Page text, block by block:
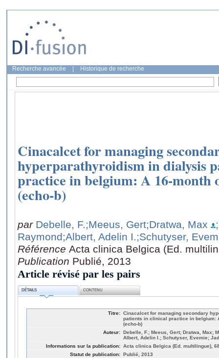
Recherche avancée Historique de recherche
Cinacalcet for managing
hyperparathyroidism in dialysis
practice in belgium: A 16-month
(echo-b)
par Debelle, F.;Meeus, Gert;Dratwa, Max
Raymond;Albert, Adelin I.;Schutyser,
Référence Acta clinica Belgica (Ed.
Publication Publié, 2013
Article révisé par les pairs
DÉTAILS CONTENU
Titre: Cinacalcet for managing secondary
patients in clinical practice in belgium:
(echo-b)
Auteur: Debelle, F.; Meeus, Gert; Dratwa, Max;
Albert, Adelin I.; Schutyser, Evemie;
Informations sur la publication: Acta clinica Belgica (Ed. multilingue),
Statut de publication: Publié, 2013